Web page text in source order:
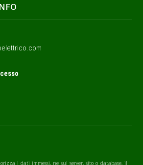
i dati immessi, ne sul server, sito o database, il